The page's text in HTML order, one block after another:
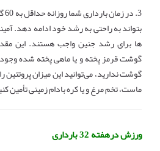
3.
بتواند به راحتی به رشد خود ادامه دهد.
‌ها برای رشد جنین واجب هستند. این
گوشت قرمز پخته و یا ماهی پخته شده
گوشت ندارید، می‌توانید این میزان
ماست، تخم مرغ و یا کره بادام زمینی تأمین
ورزش درهفته 32 بارداری